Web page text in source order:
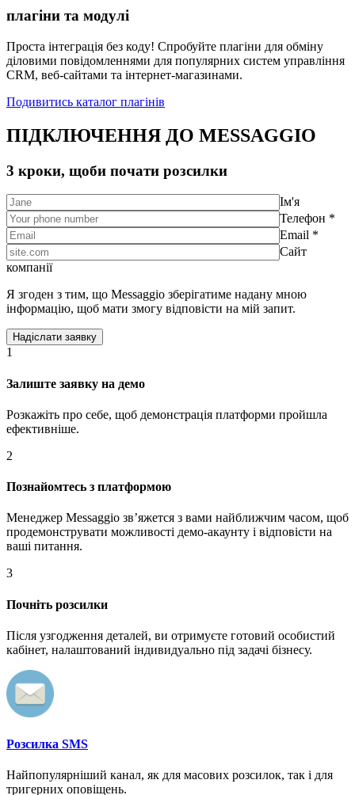
плагіни та модулі
Проста інтеграція без коду! Спробуйте плагіни для обміну
діловими повідомленнями для популярних систем управління
CRM, веб-сайтами та інтернет-магазинами.
Подивитись каталог плагінів
ПІДКЛЮЧЕННЯ ДО MESSAGGIO
3 кроки, щоби почати розсилки
Ім'я
Телефон *
Email *
Сайт
компанії
Я згоден з тим, що Messaggio зберігатиме надану мною
інформацію, щоб мати змогу відповісти на мій запит.
1
Залиште заявку на демо
Розкажіть про себе, щоб демонстрація платформи пройшла
ефективніше.
2
Познайомтесь з платформою
Менеджер Messaggio звʼяжется з вами найближчим часом, щоб
продемонструвати можливості демо-акаунту і відповісти на
ваші питання.
3
Почніть розсилки
Після узгодження деталей, ви отримуєте готовий особистий
кабінет, налаштований індивидуально під задачі бізнесу.
Розсилка SMS
Найпопулярніший канал, як для масових розсилок, так і для
тригерних оповіщень.